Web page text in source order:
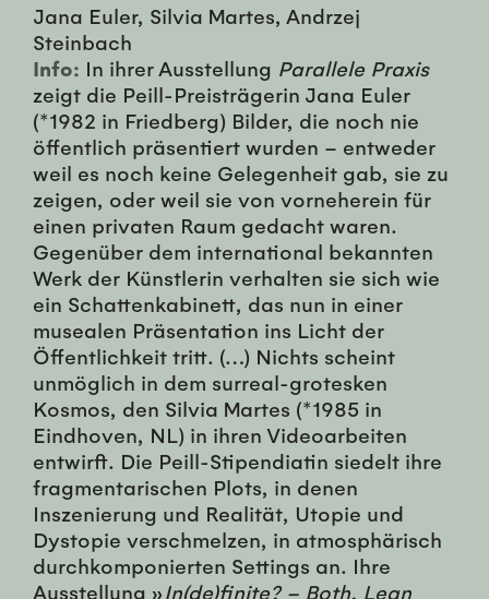
Jana Euler, Silvia Martes, Andrzej
Steinbach
Info: In ihrer Ausstellung Parallele Praxis
zeigt die Peill-Preisträgerin Jana Euler
(*1982 in Friedberg) Bilder, die noch nie
öffentlich präsentiert wurden – entweder
weil es noch keine Gelegenheit gab, sie zu
zeigen, oder weil sie von vorneherein für
einen privaten Raum gedacht waren.
Gegenüber dem international bekannten
Werk der Künstlerin verhalten sie sich wie
ein Schattenkabinett, das nun in einer
musealen Präsentation ins Licht der
Öffentlichkeit tritt. (…) Nichts scheint
unmöglich in dem surreal-grotesken
Kosmos, den Silvia Martes (*1985 in
Eindhoven, NL) in ihren Videoarbeiten
entwirft. Die Peill-Stipendiatin siedelt ihre
fragmentarischen Plots, in denen
Inszenierung und Realität, Utopie und
Dystopie verschmelzen, in atmosphärisch
durchkomponierten Settings an. Ihre
Ausstellung »In(de)finite? – Both. Lean